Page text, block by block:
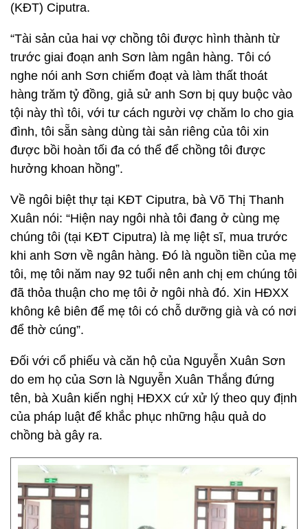
(KĐT) Ciputra.
“Tài sản của hai vợ chồng tôi được hình thành từ
trước giai đoạn anh Sơn làm ngân hàng. Tôi có
nghe nói anh Sơn chiếm đoạt và làm thất thoát
hàng trăm tỷ đồng, giả sử anh Sơn bị quy buộc vào
tội này thì tôi, với tư cách người vợ chăm lo cho gia
đình, tôi sẵn sàng dùng tài sản riêng của tôi xin
được bồi hoàn tối đa có thể để chồng tôi được
hưởng khoan hồng”.
Về ngôi biệt thự tại KĐT Ciputra, bà Võ Thị Thanh
Xuân nói: “Hiện nay ngôi nhà tôi đang ở cùng mẹ
chúng tôi (tại KĐT Ciputra) là mẹ liệt sĩ, mua trước
khi anh Sơn về ngân hàng. Đó là nguồn tiền của mẹ
tôi, mẹ tôi năm nay 92 tuổi nên anh chị em chúng tôi
đã thỏa thuận cho mẹ tôi ở ngôi nhà đó. Xin HĐXX
không kê biên để mẹ tôi có chỗ dưỡng già và có nơi
để thờ cúng”.
Đối với cổ phiếu và căn hộ của Nguyễn Xuân Sơn
do em họ của Sơn là Nguyễn Xuân Thắng đứng
tên, bà Xuân kiến nghị HĐXX cứ xử lý theo quy định
của pháp luật để khắc phục những hậu quả do
chồng bà gây ra.